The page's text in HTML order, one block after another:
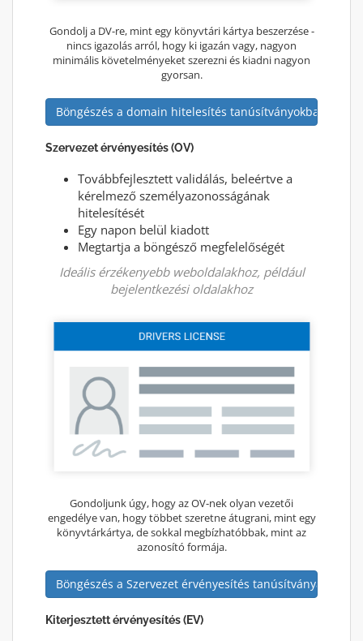
Gondolj a DV-re, mint egy könyvtári kártya beszerzése -
nincs igazolás arról, hogy ki igazán vagy, nagyon
minimális követelményeket szerezni és kiadni nagyon
gyorsan.
Böngészés a domain hitelesítés tanúsítványokban
Szervezet érvényesítés (OV)
Továbbfejlesztett validálás, beleértve a
kérelmező személyazonosságának
hitelesítését
Egy napon belül kiadott
Megtartja a böngésző megfelelőségét
Ideális érzékenyebb weboldalakhoz, például
bejelentkezési oldalakhoz
Gondoljunk úgy, hogy az OV-nek olyan vezetői
engedélye van, hogy többet szeretne átugrani, mint egy
könyvtárkártya, de sokkal megbízhatóbbak, mint az
azonosító formája.
Böngészés a Szervezet érvényesítés tanúsítványaiban
Kiterjesztett érvényesítés (EV)